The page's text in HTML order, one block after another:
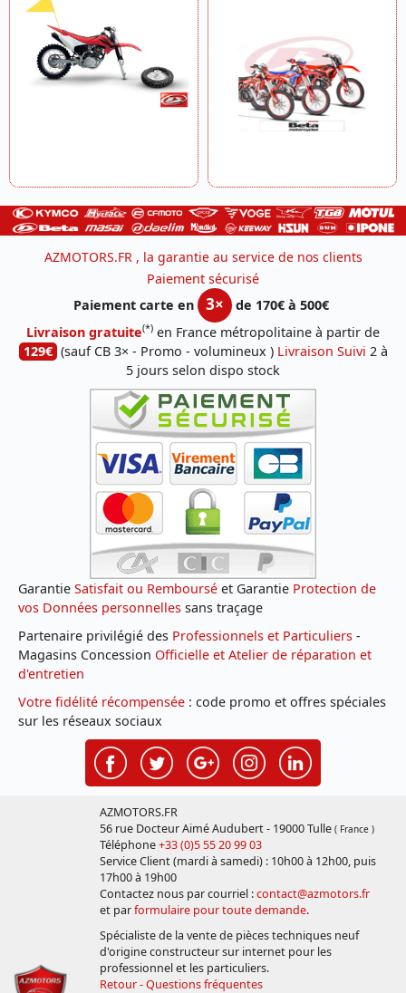
AZMOTORS.FR , la garantie au service de nos clients
Paiement sécurisé
Paiement carte en
3×
de 170€ à 500€
Livraison gratuite(*) en France métropolitaine à partir de
129€ (sauf CB 3× - Promo - volumineux ) Livraison Suivi 2 à
5 jours selon dispo stock
Garantie Satisfait ou Remboursé et Garantie Protection de
vos Données personnelles sans traçage
Partenaire privilégié des Professionnels et Particuliers -
Magasins Concession Officielle et Atelier de réparation et
d'entretien
Votre fidélité récompensée : code promo et offres spéciales
sur les réseaux sociaux
AZMOTORS.FR
56 rue Docteur Aimé Audubert - 19000 Tulle ( France )
Téléphone+33 (0)5 55 20 99 03
Service Client (mardi à samedi) : 10h00 à 12h00, puis
17h00 à 19h00
Contactez nous par courriel :contact@azmotors.fr
et parformulaire pour toute demande.
Spécialiste de la vente de pièces techniques neuf
d'origine constructeur sur internet pour les
professionnel et les particuliers.
Retour - Questions fréquentes